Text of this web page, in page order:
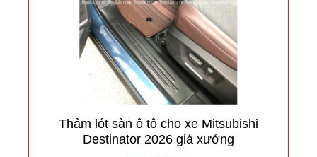
Thảm lót sàn ô tô cho xe Mitsubishi
Destinator 2026 giá xưởng